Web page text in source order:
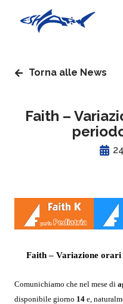
Torna alle News
Faith –
Faith – Variazione orari
Comunichiamo che nel mese di
disponibile giorno 14 e,